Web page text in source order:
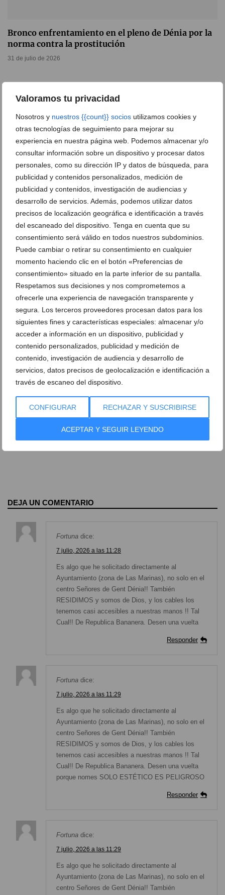
Valoramos tu privacidad
Nosotros y nuestros {{count}} socios utilizamos cookies y
otras tecnologías de seguimiento para mejorar su
experiencia en nuestra página web. Podemos almacenar y/o
consultar información sobre un dispositivo y procesar datos
personales, como su dirección IP y datos de búsqueda, para
publicidad y contenidos personalizados, medición de
publicidad y contenidos, investigación de audiencias y
desarrollo de servicios. Además, podemos utilizar datos
precisos de localización geográfica e identificación a través
del escaneado del dispositivo. Tenga en cuenta que su
consentimiento será válido en todos nuestros subdominios.
Puede cambiar o retirar su consentimiento en cualquier
momento haciendo clic en el botón «Preferencias de
consentimiento» situado en la parte inferior de su pantalla.
Respetamos sus decisiones y nos comprometemos a
ofrecerle una experiencia de navegación transparente y
segura. Los terceros proveedores procesan datos para los
siguientes fines y características especiales: almacenar y/o
acceder a información en un dispositivo, publicidad y
contenido personalizados, publicidad y medición de
contenido, investigación de audiencia y desarrollo de
servicios, datos precisos de geolocalización e identificación a
través de escaneo del dispositivo.
CONFIGURAR RECHAZAR Y SUSCRIBIRSE
ACEPTAR Y SEGUIR LEYENDO
Bronco enfrentamiento en el pleno de Dénia por la
norma contra la prostitución
31 de julio de 2026
El ultimátum del PP de Dénia al nuevo alcalde por la
pérdida de fondos europeos
28 de julio de 2026
El PSPV alerta de «racismo institucional» en los
presupuestos del Consell que «abandonan» a la
DEJA UN COMENTARIO
Fortuna dice:
7 julio, 2026 a las 11:28
Es algo que he solicitado directamente al
Ayuntamiento (zona de Las Marinas), no solo en el
centro Señores de Gent Dénia!! También
RESIDIMOS y somos de Dios, y los cables los
tenemos casi accesibles a nuestras manos !! Tal
Cual!! De Republica Bananera. Desen una vuelta
Responder
Fortuna dice:
7 julio, 2026 a las 11:29
Es algo que he solicitado directamente al
Ayuntamiento (zona de Las Marinas), no solo en el
centro Señores de Gent Dénia!! También
RESIDIMOS y somos de Dios, y los cables los
tenemos casi accesibles a nuestras manos !! Tal
Cual!! De Republica Bananera. Desen una vuelta
porque nomes SOLO ESTÉTICO ES PELIGROSO
Responder
Fortuna dice:
7 julio, 2026 a las 11:29
Es algo que he solicitado directamente al
Ayuntamiento (zona de Las Marinas), no solo en el
centro Señores de Gent Dénia!! También